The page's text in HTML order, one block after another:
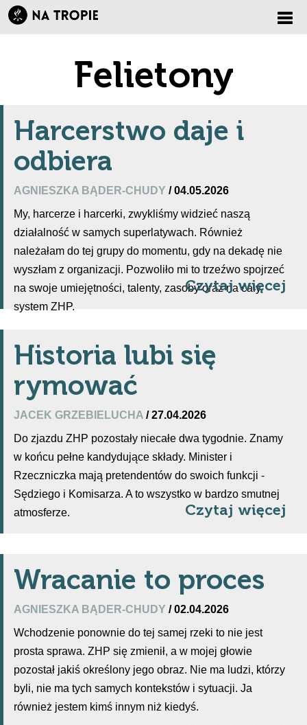
Felietony
Harcerstwo daje i
odbiera
AGNIESZKA BĄDER-CHUDY / 04.05.2026
My, harcerze i harcerki, zwykliśmy widzieć naszą
działalność w samych superlatywach. Również
należałam do tej grupy do momentu, gdy na dekadę nie
wyszłam z organizacji. Pozwoliło mi to trzeźwo spojrzeć
na swoje umiejętności, talenty, zasoby oraz na cały
system ZHP.
Czytaj więcej
Historia lubi się
rymować
JACEK GRZEBIELUCHA / 27.04.2026
Do zjazdu ZHP pozostały niecałe dwa tygodnie. Znamy
w końcu pełne kandydujące składy. Minister i
Rzeczniczka mają pretendentów do swoich funkcji -
Sędziego i Komisarza. A to wszystko w bardzo smutnej
atmosferze.
Czytaj więcej
Wracanie to proces
AGNIESZKA BĄDER-CHUDY / 02.04.2026
Wchodzenie ponownie do tej samej rzeki to nie jest
prosta sprawa. ZHP się zmienił, a w mojej głowie
pozostał jakiś określony jego obraz. Nie ma ludzi, którzy
byli, nie ma tych samych kontekstów i sytuacji. Ja
również jestem kimś innym niż kiedyś.